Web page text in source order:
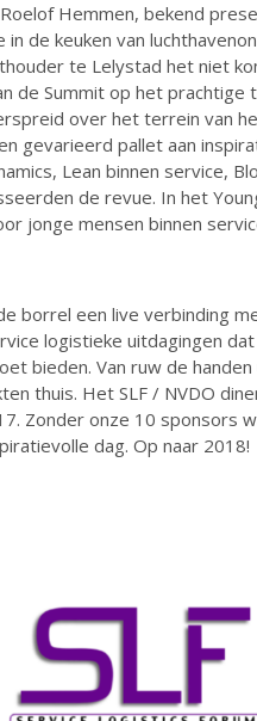
Hemmen, bekend
de keuken van
te Lelystad het niet
de Summit op het
over het terrein van
gevarieerd pallet aan
Lean binnen service,
de revue. In het
jonge mensen binnen
borrel een live verbinding
logistieke uitdagingen
bieden. Van ruw de
thuis. Het SLF / NVDO
Zonder onze 10 sponsors
dag. Op naar 2018!